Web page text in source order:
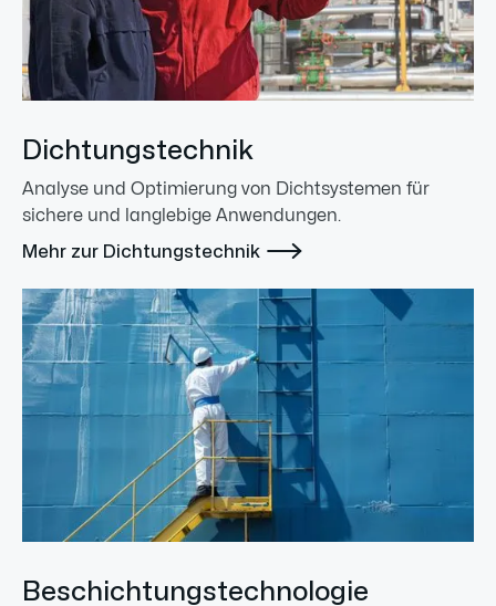
Dichtungstechnik
Analyse und Optimierung von Dichtsystemen für
sichere und langlebige Anwendungen.
Mehr zur Dichtungstechnik 
Beschichtungstechnologie